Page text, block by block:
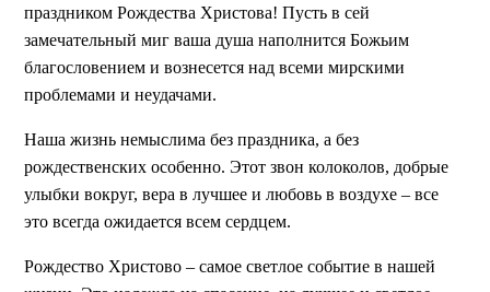
праздником Рождества Христова! Пусть в сей
замечательный миг ваша душа наполнится Божьим
благословением и вознесется над всеми мирскими
проблемами и неудачами.
Наша жизнь немыслима без праздника, а без
рождественских особенно. Этот звон колоколов, добрые
улыбки вокруг, вера в лучшее и любовь в воздухе – все
это всегда ожидается всем сердцем.
Рождество Христово – самое светлое событие в нашей